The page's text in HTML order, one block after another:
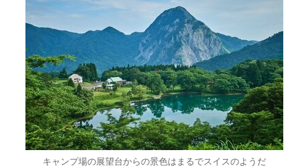
キャンプ場の展望台からの景色はまるでスイスのようだ